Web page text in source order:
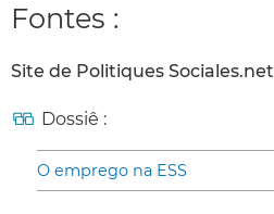
Fontes :
Site de Politiques Sociales.net
Dossiê :
O emprego na ESS